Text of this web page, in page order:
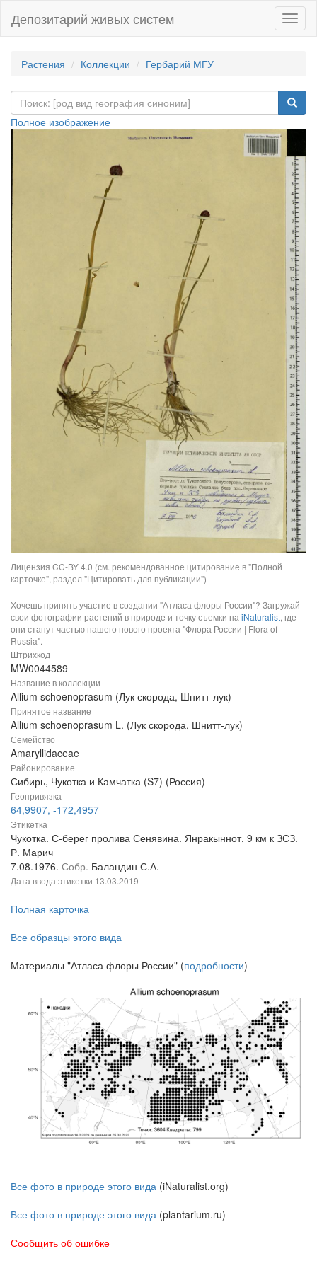
Депозитарий живых систем
Растения Коллекции Гербарий МГУ
Полное изображение
Лицензия CC-BY 4.0 (см. рекомендованное цитирование в "Полной
карточке", раздел "Цитировать для публикации")
Хочешь принять участие в создании "Атласа флоры России"? Загружай
свои фотографии растений в природе и точку съемки на iNaturalist, где
они станут частью нашего нового проекта "Флора России | Flora of
Russia".
Штрихкод
MW0044589
Название в коллекции
Allium schoenoprasum (Лук скорода, Шнитт-лук)
Принятое название
Allium schoenoprasum L. (Лук скорода, Шнитт-лук)
Семейство
Amaryllidaceae
Районирование
Сибирь, Чукотка и Камчатка (S7) (Россия)
Геопривязка
64,9907, -172,4957
Этикетка
Чукотка. С-берег пролива Сенявина. Янракыннот, 9 км к ЗСЗ.
Р. Марич
7.08.1976. Собр. Баландин С.А.
Дата ввода этикетки 13.03.2019
Полная карточка
Все образцы этого вида
Материалы "Атласа флоры России" (подробности)
Все фото в природе этого вида (iNaturalist.org)
Все фото в природе этого вида (plantarium.ru)
Сообщить об ошибке